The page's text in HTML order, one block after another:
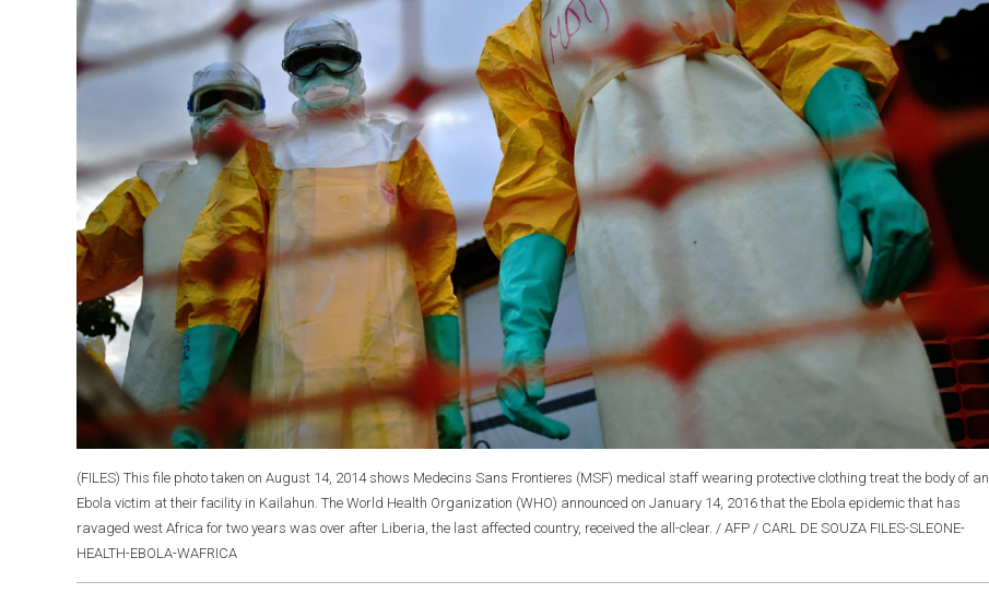
(FILES) This file photo taken on August 14, 2014 shows Medecins Sans Frontieres (MSF) medical staff wearing protective clothing treat the body of an
Ebola victim at their facility in Kailahun. The World Health Organization (WHO) announced on January 14, 2016 that the Ebola epidemic that has
ravaged west Africa for two years was over after Liberia, the last affected country, received the all-clear. / AFP / CARL DE SOUZA FILES-SLEONE-
HEALTH-EBOLA-WAFRICA